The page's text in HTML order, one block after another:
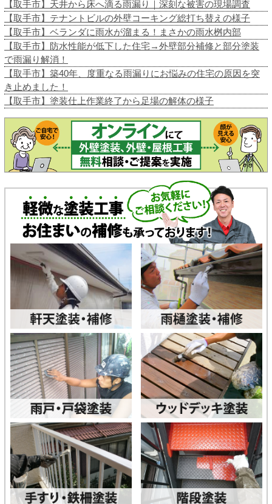
【取手市】天井から床へ滴る雨漏り｜深刻な被害の現場調査
【取手市】テナントビルの外壁コーキング総打ち替えの様子
【取手市】ベランダに雨水が溜まる！まさかの雨水桝内部
【取手市】防水性能が低下した住宅→外壁部分補修と部分塗装
で雨漏り解消！
【取手市】築40年、度重なる雨漏りにお悩みの住宅の原因を突
き止めました！
【取手市】塗装仕上作業終了から足場の解体の様子